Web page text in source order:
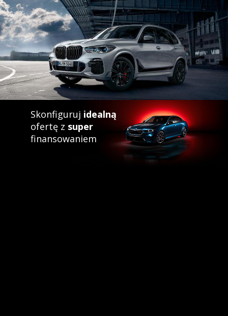
Skonfiguruj idealną
ofertę z super
finansowaniem